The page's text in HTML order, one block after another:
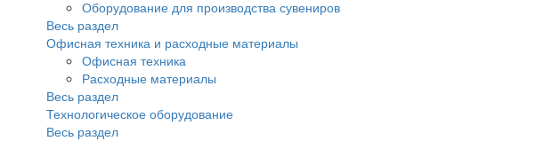
Оборудование для производства сувениров
Весь раздел
Офисная техника и расходные материалы
Офисная техника
Расходные материалы
Весь раздел
Технологическое оборудование
Весь раздел